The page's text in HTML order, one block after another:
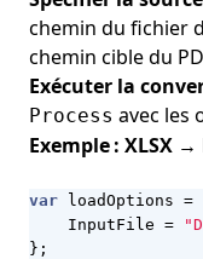
chemin du fichier
chemin cible du
Exécuter la
Process avec les
Exemple : XLSX →
var loadOptions =
InputFile =
};